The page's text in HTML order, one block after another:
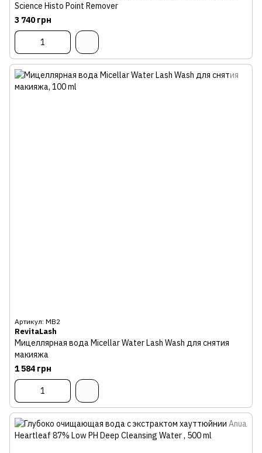
Science Histo Point Remover
3 740 грн
Артикул: МВ2
RevitaLash
Мицеллярная вода Micellar Water Lash Wash для снятия
макияжа
1 584 грн